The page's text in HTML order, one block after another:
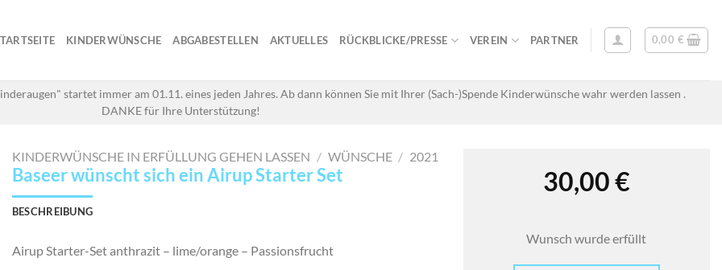
KINDERWÜNSCHE ABGABESTELLEN AKTUELLES RÜCKBLICKE/PRESSE VEREIN PARTNER 0,00 €
startet immer am 01.11. eines jeden Jahres. Ab dann können Sie mit Ihrer (Sach-)Spende Kinderwünsche wahr werden lassen .
DANKE für Ihre Unterstützung!
KINDERWÜNSCHE IN ERFÜLLUNG GEHEN LASSEN / WÜNSCHE / 2021
Baseer wünscht sich ein Airup Starter Set
BESCHREIBUNG
Airup Starter-Set anthrazit – lime/orange – Passionsfrucht
30,00€
Wunsch wurde erfüllt